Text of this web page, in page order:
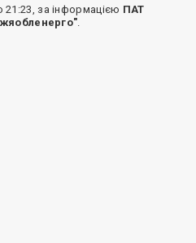
за інформацією ПАТ
.